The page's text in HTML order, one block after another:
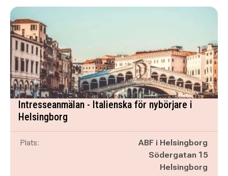
Intresseanmälan - Italienska för nybörjare i
Helsingborg
Plats:
ABF i Helsingborg
Södergatan 15
Helsingborg